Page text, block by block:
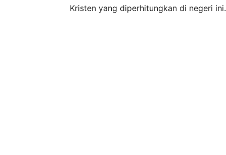
Kristen yang diperhitungkan di negeri ini.